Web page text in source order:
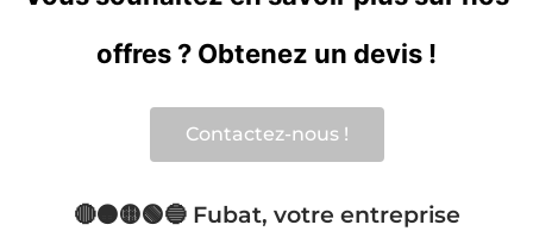
offres ? Obtenez un devis !
Contactez-nous !
🔴🟠🟡🟢🔵 Fubat, votre entreprise